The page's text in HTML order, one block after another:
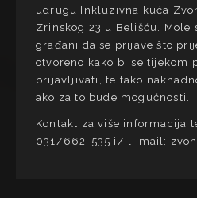
udrugu Inkluzivna kuća
Zrinskog 23 u Belišću. Mole
građani da se prijave što
otvoreno kako bi se tijekom
prijavljivati, te tako
ako za to bude mogućnosti.
Kontakt za više informacija
031/662-535 i/ili mail: